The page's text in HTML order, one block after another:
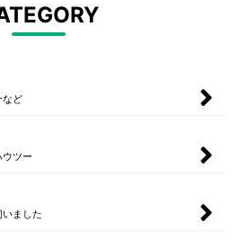
など
ツー
いました